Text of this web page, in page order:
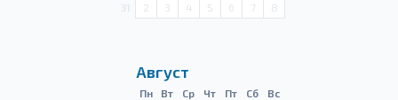
2 3 4 5 6 7 8
Август
Пн Вт Ср Чт Пт Сб
Вс